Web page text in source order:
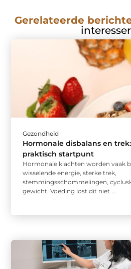
Gerelateerde
Gezondheid
Hormonale disbalans en
praktisch startpunt
Hormonale klachten worden vaak
wisselende energie, sterke trek,
stemmingsschommelingen,
gewicht. Voeding lost dit niet ...